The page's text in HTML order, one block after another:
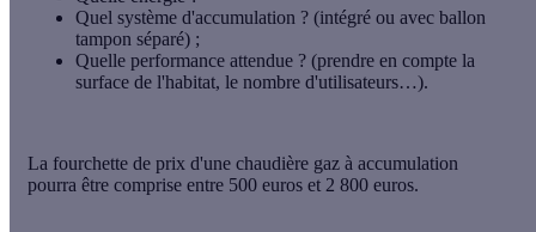
Quel système d'accumulation ? (intégré ou avec ballon
tampon séparé) ;
Quelle performance attendue ? (prendre en compte la
surface de l'habitat, le nombre d'utilisateurs…).
La fourchette de prix d'une chaudière gaz à accumulation
pourra être comprise entre 500 euros et 2 800 euros.